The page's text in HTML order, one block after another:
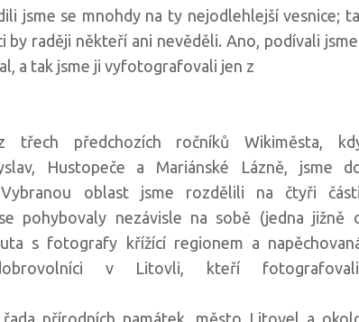
jsme se mnohdy na ty nejodlehlejší vesnice;
by raději někteří ani nevěděli. Ano, podívali
a tak jsme ji vyfotografovali jen z
třech předchozích ročníků Wikiměsta,
Hustopeče a Mariánské Lázně, jsme
oblast jsme rozdělili na čtyři
pohybovaly nezávisle na sobě (jedna jižně
s fotografy křížící regionem a
v Litovli, kteří fotografovali
přírodních památek, město Litovel a